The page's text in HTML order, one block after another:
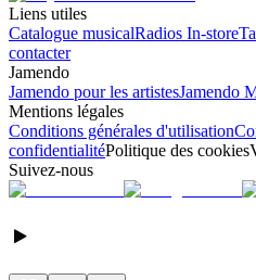
Liens utiles
Catalogue musicalRadios In-store
contacter
Jamendo
Jamendo pour les artistesJamendo
Mentions légales
Conditions générales d'utilisation
confidentialitéPolitique des cookies
Suivez-nous